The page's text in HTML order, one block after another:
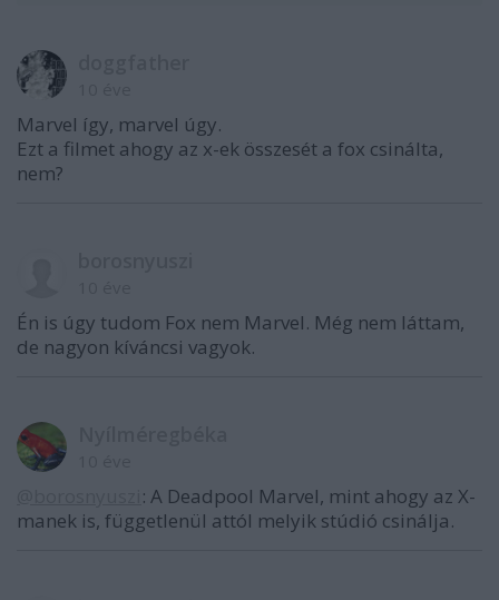
Marvel így, marvel úgy.
Ezt a filmet ahogy az x-ek összesét a fox csinálta,
nem?
Én is úgy tudom Fox nem Marvel. Még nem láttam,
de nagyon kíváncsi vagyok.
: A Deadpool Marvel, mint ahogy az X-
manek is, függetlenül attól melyik stúdió csinálja.